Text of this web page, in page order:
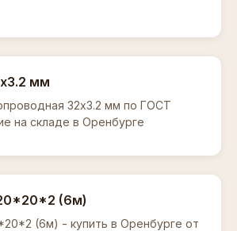
мм
32х3.2 мм по ГОСТ
на складе в Оренбурге
(6м)
(6м) - купить в Оренбурге от